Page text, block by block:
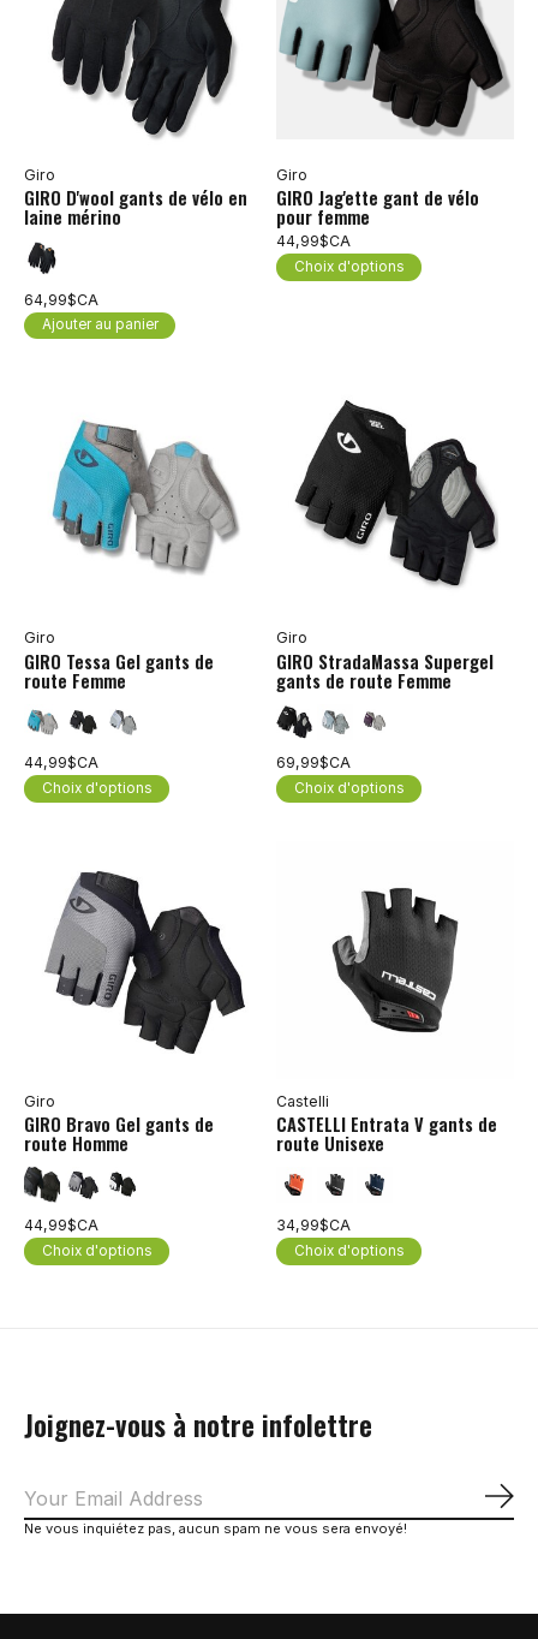
Giro
GIRO D'wool gants de vélo en
laine mérino
64,99$CA
Ajouter au panier
Giro
GIRO Jag'ette gant de vélo
pour femme
44,99$CA
Choix d'options
Giro
GIRO Tessa Gel gants de
route Femme
44,99$CA
Choix d'options
Giro
GIRO StradaMassa Supergel
gants de route Femme
69,99$CA
Choix d'options
Giro
GIRO Bravo Gel gants de
route Homme
44,99$CA
Choix d'options
Castelli
CASTELLI Entrata V gants de
route Unisexe
34,99$CA
Choix d'options
Joignez-vous à notre infolettre
Ne vous inquiétez pas, aucun spam ne vous sera envoyé!